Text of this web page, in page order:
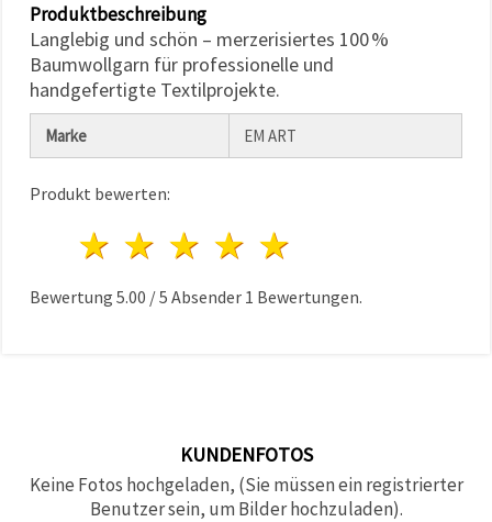
Produktbeschreibung
Langlebig und schön – merzerisiertes 100 %
Baumwollgarn für professionelle und
handgefertigte Textilprojekte.
Marke EM ART
Produkt bewerten:
4 Sterne
3 Sterne
2 Sterne
1 Stern
Bewertung 5.00 /5 Absender 1 Bewertungen.
KUNDENFOTOS
Keine Fotos hochgeladen, (Sie müssen ein registrierter
Benutzer sein, um Bilder hochzuladen).